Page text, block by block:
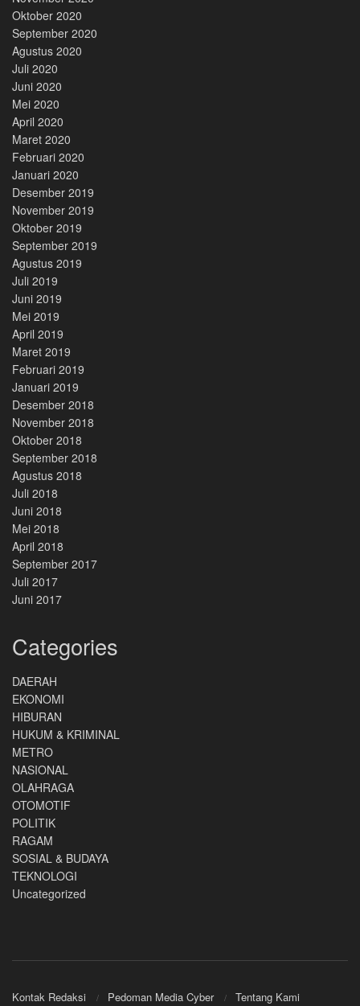
Oktober 2020
September 2020
Agustus 2020
Juli 2020
Juni 2020
Mei 2020
April 2020
Maret 2020
Februari 2020
Januari 2020
Desember 2019
November 2019
Oktober 2019
September 2019
Agustus 2019
Juli 2019
Juni 2019
Mei 2019
April 2019
Maret 2019
Februari 2019
Januari 2019
Desember 2018
November 2018
Oktober 2018
September 2018
Agustus 2018
Juli 2018
Juni 2018
Mei 2018
April 2018
September 2017
Juli 2017
Juni 2017
Categories
DAERAH
EKONOMI
HIBURAN
HUKUM & KRIMINAL
METRO
NASIONAL
OLAHRAGA
OTOMOTIF
POLITIK
RAGAM
SOSIAL & BUDAYA
TEKNOLOGI
Uncategorized
Kontak Redaksi Pedoman Media Cyber Tentang Kami